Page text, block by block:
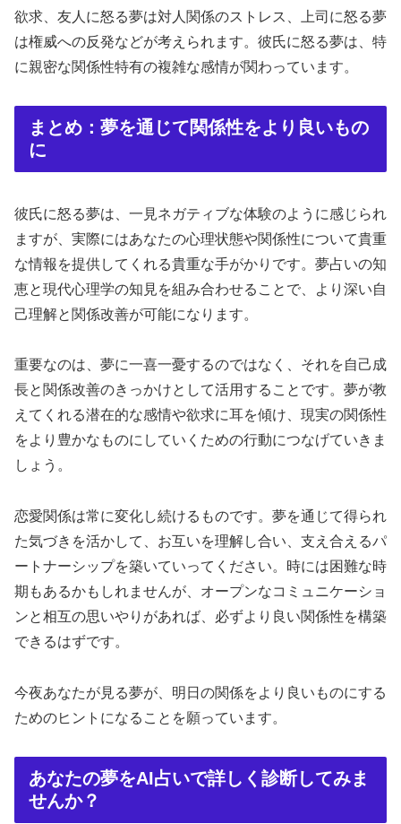
欲求、友人に怒る夢は対人関係のストレス、上司に怒る夢
は権威への反発などが考えられます。彼氏に怒る夢は、特
に親密な関係性特有の複雑な感情が関わっています。
まとめ：夢を通じて関係性をより良いもの
に
彼氏に怒る夢は、一見ネガティブな体験のように感じられ
ますが、実際にはあなたの心理状態や関係性について貴重
な情報を提供してくれる貴重な手がかりです。夢占いの知
恵と現代心理学の知見を組み合わせることで、より深い自
己理解と関係改善が可能になります。
重要なのは、夢に一喜一憂するのではなく、それを自己成
長と関係改善のきっかけとして活用することです。夢が教
えてくれる潜在的な感情や欲求に耳を傾け、現実の関係性
をより豊かなものにしていくための行動につなげていきま
しょう。
恋愛関係は常に変化し続けるものです。夢を通じて得られ
た気づきを活かして、お互いを理解し合い、支え合えるパ
ートナーシップを築いていってください。時には困難な時
期もあるかもしれませんが、オープンなコミュニケーショ
ンと相互の思いやりがあれば、必ずより良い関係性を構築
できるはずです。
今夜あなたが見る夢が、明日の関係をより良いものにする
ためのヒントになることを願っています。
あなたの夢をAI占いで詳しく診断してみま
せんか？